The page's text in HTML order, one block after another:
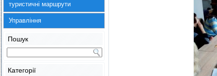
туристичні маршрути
Управління
Пошук
Категорії